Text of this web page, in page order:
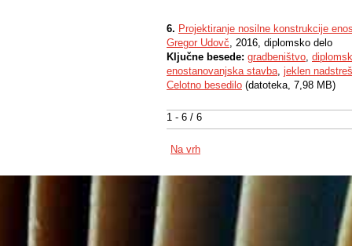
1 - 6 / 6
6. Projektiranje nosilne konstrukcije
Gregor Udovč, 2016, diplomsko delo
Ključne besede: gradbeništvo,
enostanovanjska stavba, jeklen
Celotno besedilo (datoteka, 7,98 MB)
Na vrh